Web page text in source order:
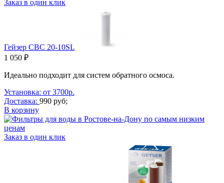
Заказ в один клик
Гейзер СВС 20-10SL
1 050 ₽
Идеально подходит для систем обратного осмоса.
Установка: от 3700р.
Доставка: 990 руб;
В корзину
Заказ в один клик